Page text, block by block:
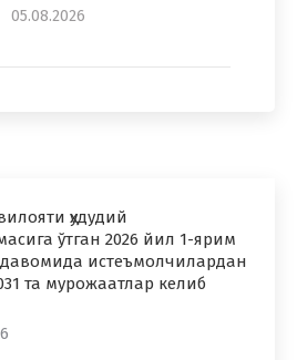
05.08.2026
ҳудудий
ўтган 2026 йил 1-ярим
истеъмолчилардан
та мурожаатлар келиб